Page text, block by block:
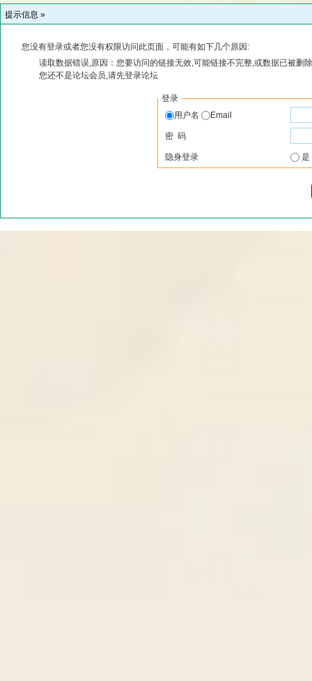
提示信息 »
您没有登录或者您没有权限访问此页面，可能有如下几个原因:
读取数据错误,原因：您要访问的链接无效,可能链接不完整,或数据已被删
您还不是论坛会员,请先登录论坛
登录
用户名
Email
密 码
隐身登录